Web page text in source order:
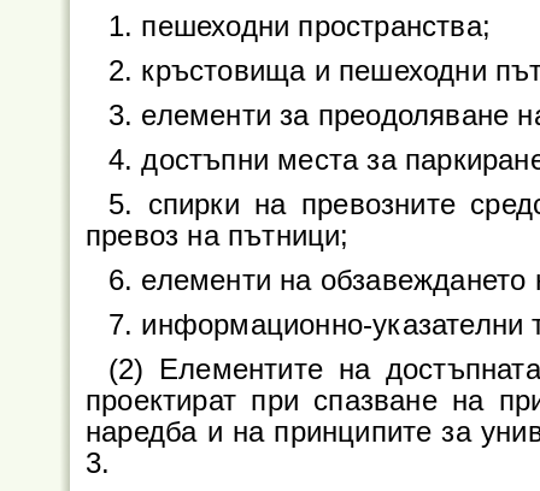
1. пешеходни пространства;
2. кръстовища и пешеходни
3. елементи за преодоляване
4. достъпни места за
5. спирки на превозните
превоз на пътници;
6. елементи на обзавеждането
7. информационно-указателни
(2) Елементите на
проектират при спазване на
наредба и на принципите за
3.